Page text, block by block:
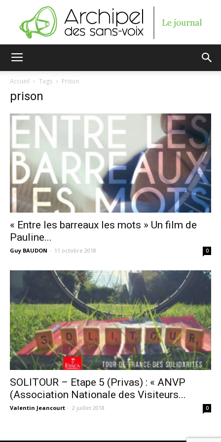
sans-
voix
Accueil Tags Prison
prison
« Entre les barreaux les mots » Un film de
Pauline...
Guy BAUDON - 11 octobre 2018 0
SOLITOUR – Etape 5 (Privas) : « ANVP
(Association Nationale des Visiteurs...
Valentin Jeancourt - 2 juillet 2018 0